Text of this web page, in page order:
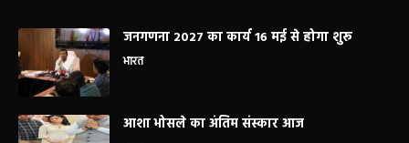
जनगणना 2027 का कार्य 16 मई से होगा शुरू
भारत
आशा भोसले का अंतिम संस्कार आज